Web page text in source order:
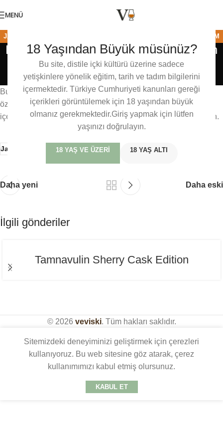
18 Yaşından Büyük müsünüz?
Bu site, distile içki kültürü üzerine sadece
yetişkinlere yönelik eğitim, tarih ve tadım bilgilerini
içermektedir. Türkiye Cumhuriyeti kanunları gereği
içerikleri görüntülemek için 18 yaşından büyük
olmanız gerekmektedir.Giriş yapmak için lütfen
yaşınızı doğrulayın.
18 YAŞ VE ÜZERI 18 YAŞ ALTI
MENÜ
JAPONYA
VISKI TADIM
NOTLARI
Kanosuke Hioki Japanese Pot Still Grain
Whisky
Baris MercanAçık 30/12/2024
0
Bu içerik sadece üyelerimize özeldir. veviski dünyasındaki bu
özel tadım notlarına, detaylı incelemelere ve üyelere özel
içeriklere erişmek için lütfen giriş yapın veya ücretsiz üye olun.
Japanese KanosukeSingle MaltTadım Notları
Daha yeni Daha eski
İlgili gönderiler
Tamnavulin Sherry Cask Edition
© 2026 veviski. Tüm hakları saklıdır.
Sitemizdeki deneyiminizi geliştirmek için çerezleri
kullanıyoruz. Bu web sitesine göz atarak, çerez
kullanımımızı kabul etmiş olursunuz.
KABUL ET